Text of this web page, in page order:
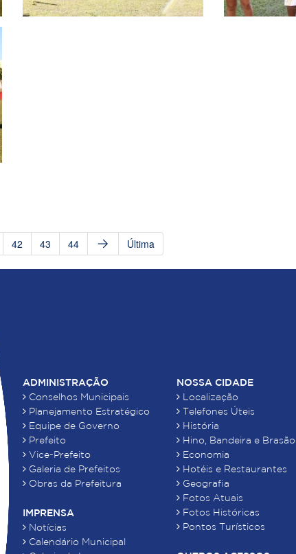
42 43 44 Última
ADMINISTRAÇÃO
Conselhos Municipais
Planejamento Estratégico
Equipe de Governo
Prefeito
Vice-Prefeito
Galeria de Prefeitos
Obras da Prefeitura
IMPRENSA
Notícias
Calendário Municipal
NOSSA CIDADE
Localização
Telefones Úteis
História
Hino, Bandeira e Brasão
Economia
Hotéis e Restaurantes
Geografia
Fotos Atuais
Fotos Históricas
Pontos Turísticos